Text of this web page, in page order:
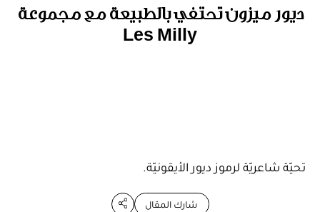
ديور ميزون تحتفي بالطبيعة مع مجموعة
Les Milly
تحيّة شاعريّة لرموز ديور الأيقونيّة.
شارك المقال